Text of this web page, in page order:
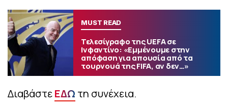
MUST READ
Τελεσίγραφο της UEFA σε
Ινφαντίνο: «Εμμένουμε στην
απόφαση για απουσία από τα
τουρνουά της FIFA, αν δεν…»
ΔιαβάστεΕΔΩ τη συνέχεια.